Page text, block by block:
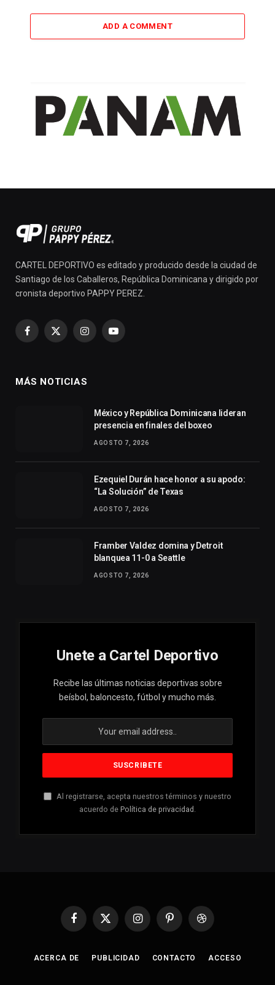
ADD A COMMENT
CARTEL DEPORTIVO es editado y producido desde la ciudad de
Santiago de los Caballeros, República Dominicana y dirigido por
cronista deportivo PAPPY PEREZ.
Facebook
X
InstagramYouTube
MÁS NOTICIAS
México y República Dominicana lideran
presencia en finales del boxeo
AGOSTO 7, 2026
Ezequiel Durán hace honor a su apodo:
“La Solución” de Texas
AGOSTO 7, 2026
Framber Valdez domina y Detroit
blanquea 11-0 a Seattle
AGOSTO 7, 2026
Unete a Cartel Deportivo
Recibe las últimas noticias deportivas sobre
beísbol, baloncesto, fútbol y mucho más.
Al registrarse, acepta nuestros términos y nuestro
acuerdo de Política de privacidad .
Facebook
X
InstagramPinterestDribbble
ACERCA DE PUBLICIDAD CONTACTO ACCESO